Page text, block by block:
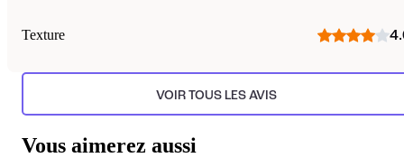
Texture
VOIR TOUS LES AVIS
Vous aimerez aussi